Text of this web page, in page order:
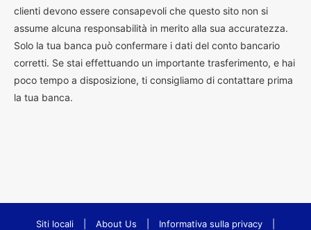
clienti devono essere consapevoli che questo sito non si
assume alcuna responsabilità in merito alla sua accuratezza.
Solo la tua banca può confermare i dati del conto bancario
corretti. Se stai effettuando un importante trasferimento, e hai
poco tempo a disposizione, ti consigliamo di contattare prima
la tua banca.
Siti locali About Us Informativa sulla privacy